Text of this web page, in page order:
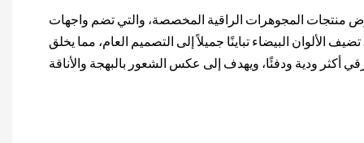
المجوهرات الراقية المخصصة، والتي تضم واجهات
الألوان البيضاء تباينًا جميلاً إلى التصميم العام، مما يخلق